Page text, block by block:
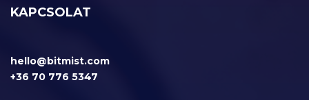
KAPCSOLAT
hello@bitmist.com
+36 70 776 5347